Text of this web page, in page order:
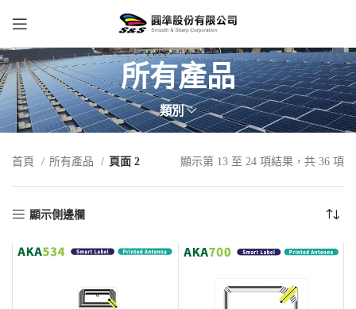
所有產品
類別
首頁 所有產品 頁面 2 顯示第 13 至 24 項結果，共 36 項
顯示側邊欄